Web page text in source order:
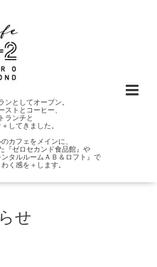
ンとしてオープン。
ストとコーヒー、
ランチと
してきました。
のカフェをメインに、
『ゼロセカンド食品館』や
タルルームＡＢ＆ロフト』で
く感を＋します。
せ